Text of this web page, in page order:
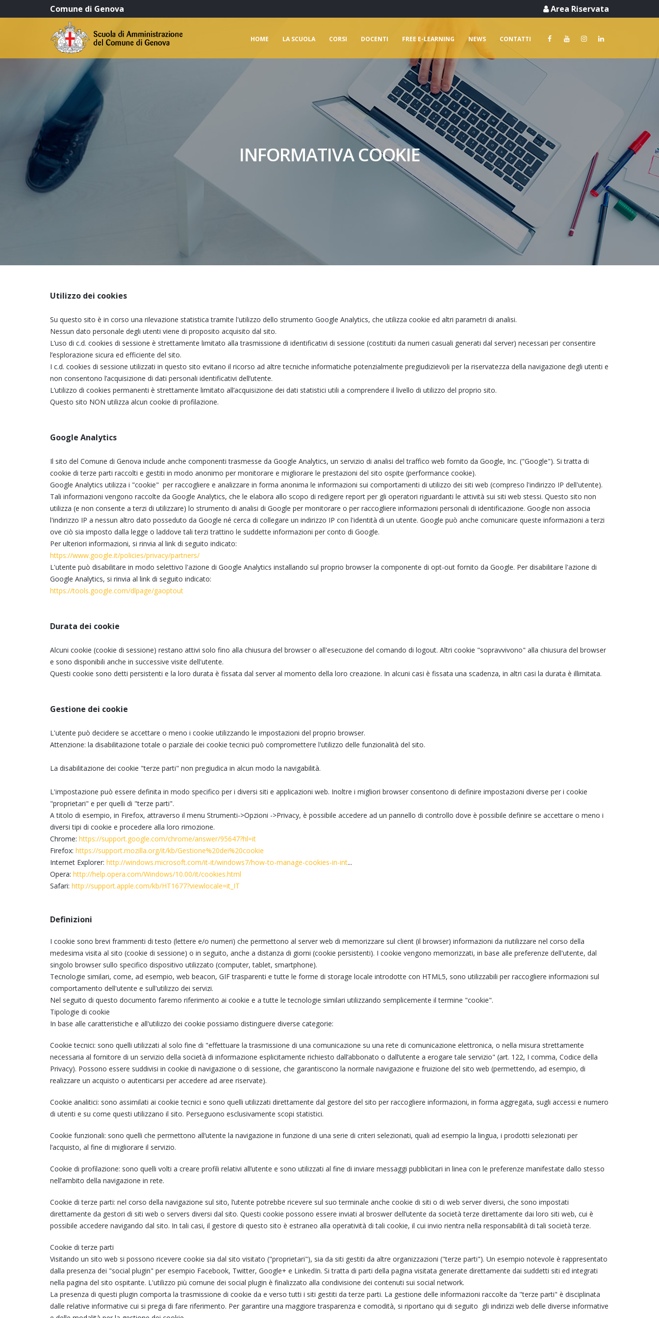
Comune di Genova Area Riservata
HOME LA SCUOLA CORSI DOCENTI FREE E-LEARNING NEWS CONTATTI
INFORMATIVA COOKIE
Utilizzo dei cookies
Su questo sito è in corso una rilevazione statistica tramite l'utilizzo dello strumento Google Analytics, che utilizza cookie ed altri parametri di analisi.
Nessun dato personale degli utenti viene di proposito acquisito dal sito.
L’uso di c.d. cookies di sessione è strettamente limitato alla trasmissione di identificativi di sessione (costituiti da numeri casuali generati dal server) necessari per consentire
l’esplorazione sicura ed efficiente del sito.
I c.d. cookies di sessione utilizzati in questo sito evitano il ricorso ad altre tecniche informatiche potenzialmente pregiudizievoli per la riservatezza della navigazione degli utenti e
non consentono l’acquisizione di dati personali identificativi dell’utente.
L’utilizzo di cookies permanenti è strettamente limitato all’acquisizione dei dati statistici utili a comprendere il livello di utilizzo del proprio sito.
Questo sito NON utilizza alcun cookie di profilazione.
Google Analytics
Il sito del Comune di Genova include anche componenti trasmesse da Google Analytics, un servizio di analisi del traffico web fornito da Google, Inc. ("Google"). Si tratta di
cookie di terze parti raccolti e gestiti in modo anonimo per monitorare e migliorare le prestazioni del sito ospite (performance cookie).
Google Analytics utilizza i "cookie" per raccogliere e analizzare in forma anonima le informazioni sui comportamenti di utilizzo dei siti web (compreso l'indirizzo IP dell'utente).
Tali informazioni vengono raccolte da Google Analytics, che le elabora allo scopo di redigere report per gli operatori riguardanti le attività sui siti web stessi. Questo sito non
utilizza (e non consente a terzi di utilizzare) lo strumento di analisi di Google per monitorare o per raccogliere informazioni personali di identificazione. Google non associa
l'indirizzo IP a nessun altro dato posseduto da Google né cerca di collegare un indirizzo IP con l'identità di un utente. Google può anche comunicare queste informazioni a terzi
ove ciò sia imposto dalla legge o laddove tali terzi trattino le suddette informazioni per conto di Google.
Per ulteriori informazioni, si rinvia al link di seguito indicato:
https://www.google.it/policies/privacy/partners/
L'utente può disabilitare in modo selettivo l'azione di Google Analytics installando sul proprio browser la componente di opt-out fornito da Google. Per disabilitare l'azione di
Google Analytics, si rinvia al link di seguito indicato:
https://tools.google.com/dlpage/gaoptout
Durata dei cookie
Alcuni cookie (cookie di sessione) restano attivi solo fino alla chiusura del browser o all'esecuzione del comando di logout. Altri cookie "sopravvivono" alla chiusura del browser
e sono disponibili anche in successive visite dell'utente.
Questi cookie sono detti persistenti e la loro durata è fissata dal server al momento della loro creazione. In alcuni casi è fissata una scadenza, in altri casi la durata è illimitata.
Gestione dei cookie
L'utente può decidere se accettare o meno i cookie utilizzando le impostazioni del proprio browser.
Attenzione: la disabilitazione totale o parziale dei cookie tecnici può compromettere l'utilizzo delle funzionalità del sito.
La disabilitazione dei cookie "terze parti" non pregiudica in alcun modo la navigabilità.
L'impostazione può essere definita in modo specifico per i diversi siti e applicazioni web. Inoltre i migliori browser consentono di definire impostazioni diverse per i cookie
"proprietari" e per quelli di "terze parti".
A titolo di esempio, in Firefox, attraverso il menu Strumenti->Opzioni ->Privacy, è possibile accedere ad un pannello di controllo dove è possibile definire se accettare o meno i
diversi tipi di cookie e procedere alla loro rimozione.
Chrome: https://support.google.com/chrome/answer/95647?hl=it
Firefox: https://support.mozilla.org/it/kb/Gestione%20dei%20cookie
Internet Explorer: http://windows.microsoft.com/it-it/windows7/how-to-manage-cookies-in-int...
Opera: http://help.opera.com/Windows/10.00/it/cookies.html
Safari: http://support.apple.com/kb/HT1677?viewlocale=it_IT
Definizioni
I cookie sono brevi frammenti di testo (lettere e/o numeri) che permettono al server web di memorizzare sul client (il browser) informazioni da riutilizzare nel corso della
medesima visita al sito (cookie di sessione) o in seguito, anche a distanza di giorni (cookie persistenti). I cookie vengono memorizzati, in base alle preferenze dell'utente, dal
singolo browser sullo specifico dispositivo utilizzato (computer, tablet, smartphone).
Tecnologie similari, come, ad esempio, web beacon, GIF trasparenti e tutte le forme di storage locale introdotte con HTML5, sono utilizzabili per raccogliere informazioni sul
comportamento dell'utente e sull'utilizzo dei servizi.
Nel seguito di questo documento faremo riferimento ai cookie e a tutte le tecnologie similari utilizzando semplicemente il termine "cookie".
Tipologie di cookie
In base alle caratteristiche e all'utilizzo dei cookie possiamo distinguere diverse categorie:
Cookie tecnici: sono quelli utilizzati al solo fine di "effettuare la trasmissione di una comunicazione su una rete di comunicazione elettronica, o nella misura strettamente
necessaria al fornitore di un servizio della società di informazione esplicitamente richiesto dall’abbonato o dall’utente a erogare tale servizio" (art. 122, I comma, Codice della
Privacy). Possono essere suddivisi in cookie di navigazione o di sessione, che garantiscono la normale navigazione e fruizione del sito web (permettendo, ad esempio, di
realizzare un acquisto o autenticarsi per accedere ad aree riservate).
Cookie analitici: sono assimilati ai cookie tecnici e sono quelli utilizzati direttamente dal gestore del sito per raccogliere informazioni, in forma aggregata, sugli accessi e numero
di utenti e su come questi utilizzano il sito. Perseguono esclusivamente scopi statistici.
Cookie funzionali: sono quelli che permettono all’utente la navigazione in funzione di una serie di criteri selezionati, quali ad esempio la lingua, i prodotti selezionati per
l’acquisto, al fine di migliorare il servizio.
Cookie di profilazione: sono quelli volti a creare profili relativi all’utente e sono utilizzati al fine di inviare messaggi pubblicitari in linea con le preferenze manifestate dallo stesso
nell’ambito della navigazione in rete.
Cookie di terze parti: nel corso della navigazione sul sito, l’utente potrebbe ricevere sul suo terminale anche cookie di siti o di web server diversi, che sono impostati
direttamente da gestori di siti web o servers diversi dal sito. Questi cookie possono essere inviati al broswer dell’utente da società terze direttamente dai loro siti web, cui è
possibile accedere navigando dal sito. In tali casi, il gestore di questo sito è estraneo alla operatività di tali cookie, il cui invio rientra nella responsabilità di tali società terze.
Cookie di terze parti
Visitando un sito web si possono ricevere cookie sia dal sito visitato ("proprietari"), sia da siti gestiti da altre organizzazioni ("terze parti"). Un esempio notevole è rappresentato
dalla presenza dei "social plugin" per esempio Facebook, Twitter, Google+ e LinkedIn. Si tratta di parti della pagina visitata generate direttamente dai suddetti siti ed integrati
nella pagina del sito ospitante. L'utilizzo più comune dei social plugin è finalizzato alla condivisione dei contenuti sui social network.
La presenza di questi plugin comporta la trasmissione di cookie da e verso tutti i siti gestiti da terze parti. La gestione delle informazioni raccolte da "terze parti" è disciplinata
dalle relative informative cui si prega di fare riferimento. Per garantire una maggiore trasparenza e comodità, si riportano qui di seguito gli indirizzi web delle diverse informative